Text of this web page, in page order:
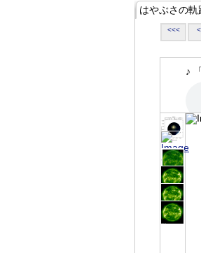
はやぶさの軌
<<<
♪